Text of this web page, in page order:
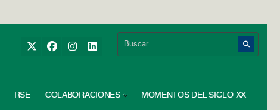
RSE COLABORACIONES MOMENTOS DEL SIGLO XX